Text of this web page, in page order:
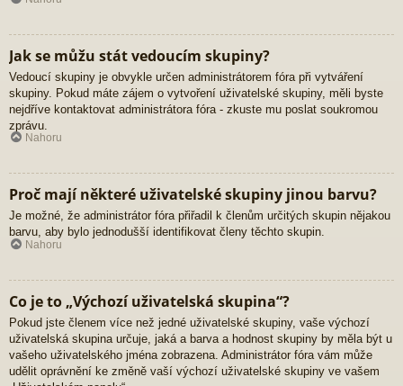
Jak se můžu stát vedoucím skupiny?
Vedoucí skupiny je obvykle určen administrátorem fóra při vytváření
skupiny. Pokud máte zájem o vytvoření uživatelské skupiny, měli byste
nejdříve kontaktovat administrátora fóra - zkuste mu poslat soukromou
zprávu.
Nahoru
Proč mají některé uživatelské skupiny jinou barvu?
Je možné, že administrátor fóra přiřadil k členům určitých skupin nějakou
barvu, aby bylo jednodušší identifikovat členy těchto skupin.
Nahoru
Co je to „Výchozí uživatelská skupina“?
Pokud jste členem více než jedné uživatelské skupiny, vaše výchozí
uživatelská skupina určuje, jaká a barva a hodnost skupiny by měla být u
vašeho uživatelského jména zobrazena. Administrátor fóra vám může
udělit oprávnění ke změně vaší výchozí uživatelské skupiny ve vašem